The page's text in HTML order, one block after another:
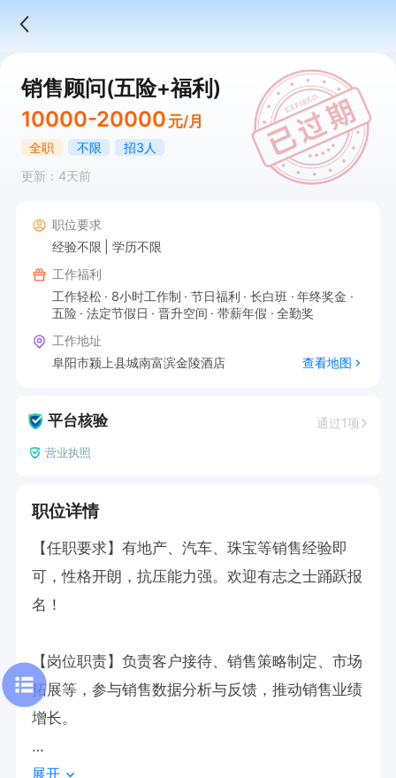
销售顾问(五险+福利)
10000-20000 元/月
全职 不限
招3人
更新：4天前
职位要求
经验不限
学历不限
工作福利
工作轻松
8小时工作制 节日福利 长白班
年终奖金
五险
法定节假日 晋升空间 带薪年假
全勤奖
工作地址
阜阳市颍上县城南富滨金陵酒店
查看地图
平台核验 通过1项
营业执照
职位详情
【任职要求】有地产、汽车、珠宝等销售经验即
可，性格开朗，抗压能力强。欢迎有志之士踊跃报
名！
【岗位职责】负责客户接待、销售策略制定、市场
拓展等，参与销售数据分析与反馈，推动销售业绩
增长。
【薪资待遇】底薪+提成，综合薪酬1W至2W，入
展开